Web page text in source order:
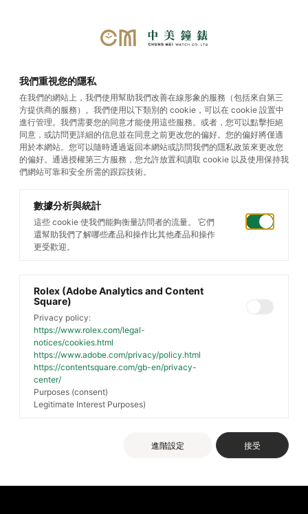
我們重視您的隱私
在我們的網站上，我們使用幫助我們改善在線形象的服務（包括來自第三
方提供商的服務）。我們使用以下類別的 cookie，可以在 cookie 設置中
進行管理。我們需要您的同意才能使用這些服務。或者，您可以點擊拒絕
同意，或訪問更詳細的信息並在同意之前更改您的偏好。您的偏好將僅適
用於本網站。您可以隨時通過返回本網站或訪問我們的隱私政策來更改您
的偏好。通過授權第三方服務，您允許放置和讀取 cookie 以及使用保持我
們網站可靠和安全所需的跟踪技術。
數據分析與統計
這些 cookie 使我們能夠衡量訪問者的流量。 它們
還幫助我們了解哪些產品和操作比其他產品和操作
更受歡迎。
Rolex (Adobe Analytics and Content
Square)
Privacy policy:
https://www.rolex.com/legal-
notices/cookies.html
https://www.adobe.com/privacy/policy.html
https://contentsquare.com/gb-en/privacy-
center/
Purposes (consent)
Legitimate Interest Purposes)
進階設定 接受